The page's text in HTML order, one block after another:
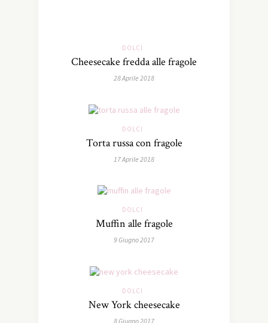
DOLCI
Cheesecake fredda alle fragole
28 Aprile 2018
DOLCI
Torta russa con fragole
17 Aprile 2018
DOLCI
Muffin alle fragole
9 Giugno 2017
DOLCI
New York cheesecake
8 Giugno 2017